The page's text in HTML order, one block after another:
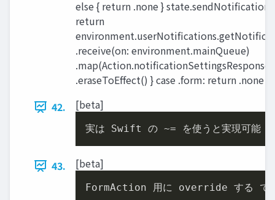
else { return .none }
return
.receive(on: environment.mainQueue)
.map(Action.notificationSettingsResponse)
.eraseToEffect() } case .form: return .none
42.
[beta]
実は Swift の ~= を使うと実現可能
43. [beta]
FormAction ⽤に override する で